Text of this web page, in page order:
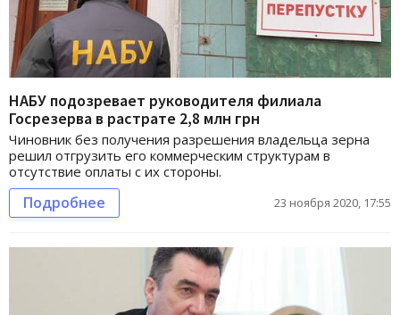
НАБУ подозревает руководителя филиала
Госрезерва в растрате 2,8 млн грн
Чиновник без получения разрешения владельца зерна
решил отгрузить его коммерческим структурам в
отсутствие оплаты с их стороны.
Подробнее 23 ноября 2020, 17:55